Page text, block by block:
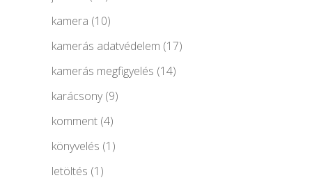
kamera (10)
kamerás adatvédelem (17)
kamerás megfigyelés (14)
karácsony(9)
komment (4)
könyvelés (1)
letöltés (1)